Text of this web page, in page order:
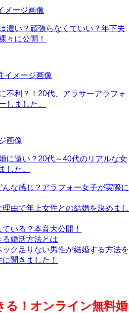
濃い？頑張らなくていい？年下夫
々に公開！
不利？！20代、アラサーアラフォ
しました。
に遠い？20代～40代のリアルな女
した。
な感じ？アラフォー女子が実際に
由で年上女性との結婚を決めまし
いる？本音大公開！
婚活方法とは
ク足りない男性が結婚する方法を
聞きました！
る！オンライン無料婚